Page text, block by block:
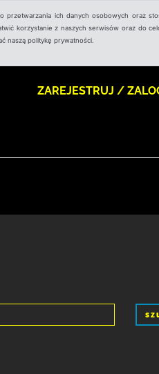
ich danych osobowych oraz
korzystanie z naszych serwisów oraz do
naszą politykę prywatności.
ZAREJESTRUJ /